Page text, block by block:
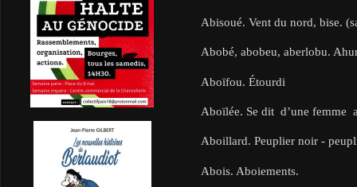
Abisoué. Vent du nord, bise.
Abobé, abobeu, aberlobu.
Aboïfou. Étourdi
Aboïlée. Se dit d’une femme
Aboillard. Peuplier noir -
Abois. Aboiements.